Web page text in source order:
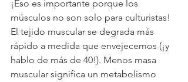
¡Eso es importante porque los
músculos no son solo para culturistas!
El tejido muscular se degrada más
rápido a medida que envejecemos (¡y
hablo de más de 40!). Menos masa
muscular significa un metabolismo